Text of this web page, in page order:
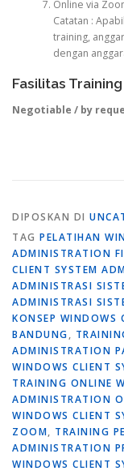
Online via
Catatan :
training,
dengan
Fasilitas
Negotiable / by
DIPOSKAN DI
TAG PELATIHAN
ADMINISTRATION
CLIENT SYSTEM
ADMINISTRASI
ADMINISTRASI
KONSEP WINDOWS
BANDUNG,
ADMINISTRATION
WINDOWS CLIENT
TRAINING ONLINE
ADMINISTRATION
WINDOWS CLIENT
ZOOM, TRAINING
ADMINISTRATION
WINDOWS CLIENT